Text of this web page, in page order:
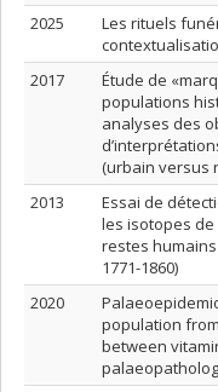
2025
Les rituels
2017
Étude de
populations
analyses des
(urbain versus
2013
Essai de
les isotopes de
restes
1771-1860)
2020
population
between